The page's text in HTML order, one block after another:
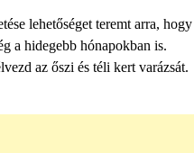
lehetőséget teremt arra, hogy
a hidegebb hónapokban is.
az őszi és téli kert varázsát.